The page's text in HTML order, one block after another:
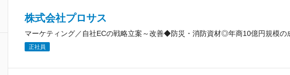
株式会社プロサス
マーケティング／自社ECの戦略立案～改善◆防災・消防資材◎年商10億円規模
正社員